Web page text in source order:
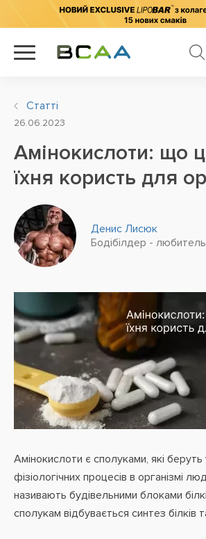
Статті
26.06.2023
Амінокислоти: що
їхня користь для
Денис Лисюк
Бодібілдер - любитель
Амінокислоти є сполуками, які беруть
фізіологічних процесів в організмі
називають будівельними блоками
сполукам відбувається синтез білків